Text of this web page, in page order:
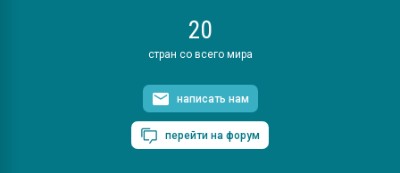
20
стран со всего мира
написать нам
перейти на форум